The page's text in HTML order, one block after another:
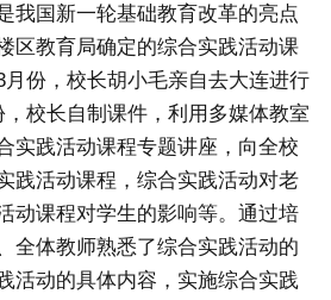
我国新一轮基础教育改革的亮点
区教育局确定的综合实践活动课
份，校长胡小毛亲自去大连进行
校长自制课件，利用多媒体教室
实践活动课程专题讲座，向全校
践活动课程，综合实践活动对老
动课程对学生的影响等。通过培
全体教师熟悉了综合实践活动的
活动的具体内容，实施综合实践